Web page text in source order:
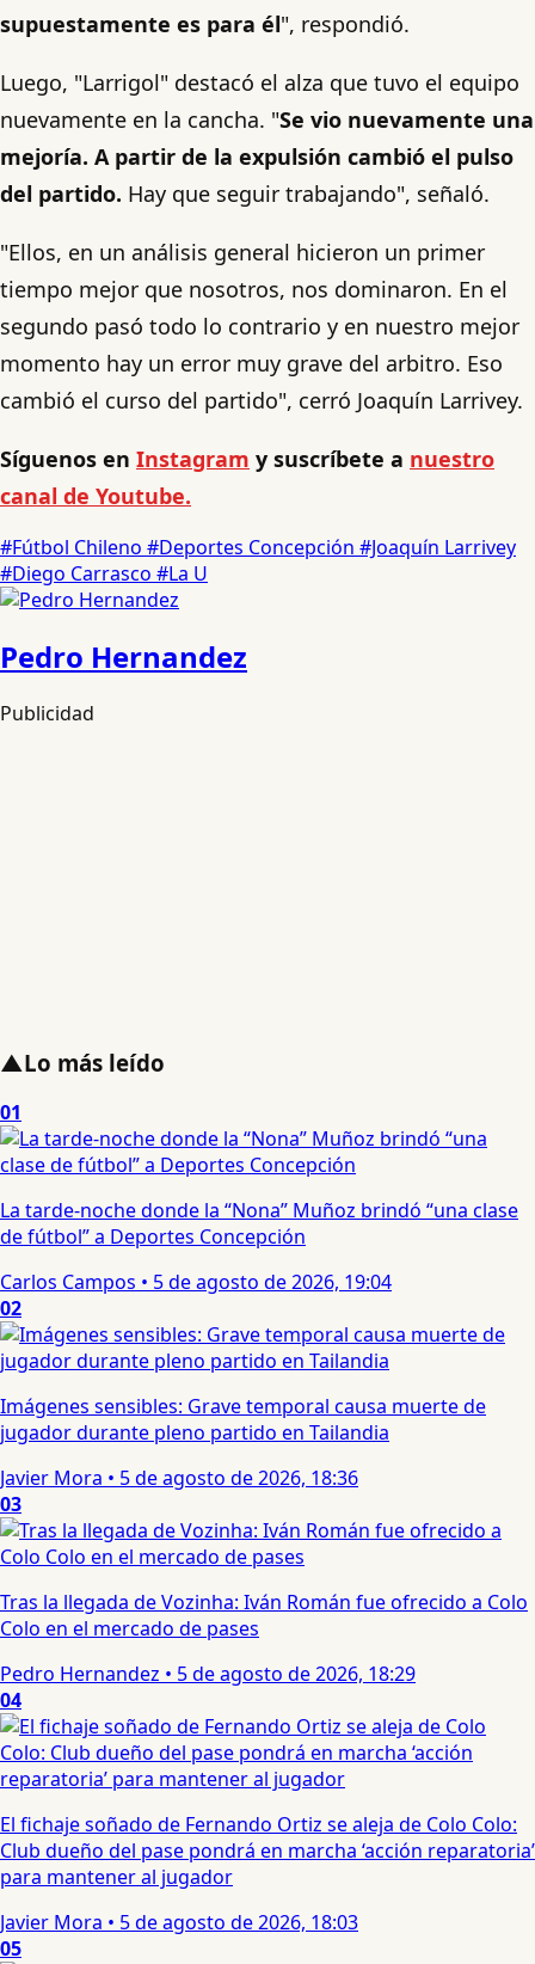
supuestamente es para él", respondió.
Luego, "Larrigol" destacó el alza que tuvo el equipo
nuevamente en la cancha. "Se vio nuevamente una
mejoría. A partir de la expulsión cambió el pulso
del partido. Hay que seguir trabajando", señaló.
"Ellos, en un análisis general hicieron un primer
tiempo mejor que nosotros, nos dominaron. En el
segundo pasó todo lo contrario y en nuestro mejor
momento hay un error muy grave del arbitro. Eso
cambió el curso del partido", cerró Joaquín Larrivey.
Síguenos en Instagram y suscríbete a nuestro
canal de Youtube.
#Fútbol Chileno #Deportes Concepción #Joaquín Larrivey
#Diego Carrasco #La U
Pedro Hernandez
Publicidad
▲Lo más leído
01
La tarde-noche donde la “Nona” Muñoz brindó “una clase
de fútbol” a Deportes Concepción
Carlos Campos • 5 de agosto de 2026, 19:04
02
Imágenes sensibles: Grave temporal causa muerte de
jugador durante pleno partido en Tailandia
Javier Mora • 5 de agosto de 2026, 18:36
03
Tras la llegada de Vozinha: Iván Román fue ofrecido a Colo
Colo en el mercado de pases
Pedro Hernandez • 5 de agosto de 2026, 18:29
04
El fichaje soñado de Fernando Ortiz se aleja de Colo Colo:
Club dueño del pase pondrá en marcha ‘acción reparatoria’
para mantener al jugador
Javier Mora • 5 de agosto de 2026, 18:03
05